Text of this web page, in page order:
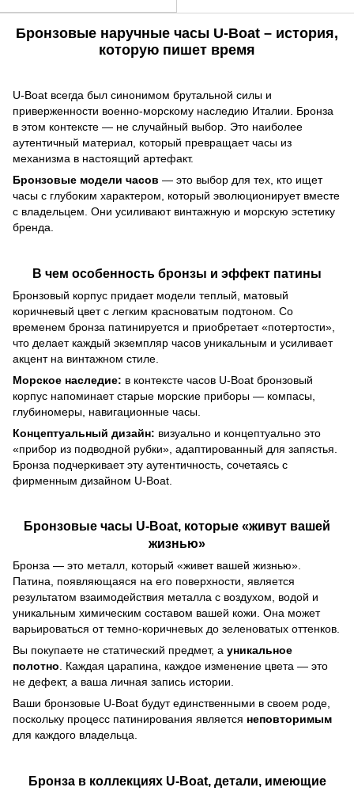
Бронзовые наручные часы U-Boat – история,
которую пишет время
U-Boat всегда был синонимом брутальной силы и
приверженности военно-морскому наследию Италии. Бронза
в этом контексте — не случайный выбор. Это наиболее
аутентичный материал, который превращает часы из
механизма в настоящий артефакт.
Бронзовые модели часов — это выбор для тех, кто ищет
часы с глубоким характером, который эволюционирует вместе
с владельцем. Они усиливают винтажную и морскую эстетику
бренда.
В чем особенность бронзы и эффект патины
Бронзовый корпус придает модели теплый, матовый
коричневый цвет с легким красноватым подтоном. Со
временем бронза патинируется и приобретает «потертости»,
что делает каждый экземпляр часов уникальным и усиливает
акцент на винтажном стиле.
Морское наследие: в контексте часов U-Boat бронзовый
корпус напоминает старые морские приборы — компасы,
глубиномеры, навигационные часы.
Концептуальный дизайн: визуально и концептуально это
«прибор из подводной рубки», адаптированный для запястья.
Бронза подчеркивает эту аутентичность, сочетаясь с
фирменным дизайном U-Boat.
Бронзовые часы U-Boat, которые «живут вашей
жизнью»
Бронза — это металл, который «живет вашей жизнью».
Патина, появляющаяся на его поверхности, является
результатом взаимодействия металла с воздухом, водой и
уникальным химическим составом вашей кожи. Она может
варьироваться от темно-коричневых до зеленоватых оттенков.
Вы покупаете не статический предмет, а уникальное
полотно. Каждая царапина, каждое изменение цвета — это
не дефект, а ваша личная запись истории.
Ваши бронзовые U-Boat будут единственными в своем роде,
поскольку процесс патинирования является неповторимым
для каждого владельца.
Бронза в коллекциях U-Boat, детали, имеющие